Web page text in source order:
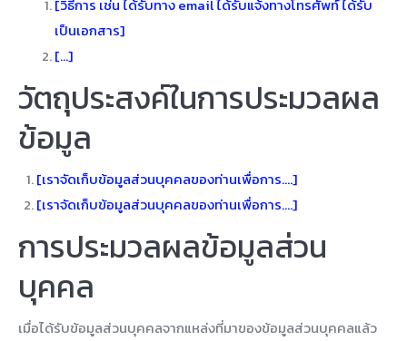
[วิธีการ เช่น ได้รับทาง email ได้รับแจ้งทางโทรศัพท์ ได้รับ
เป็นเอกสาร]
[…]
วัตถุประสงค์ในการประมวลผล
ข้อมูล
[เราจัดเก็บข้อมูลส่วนบุคคลของท่านเพื่อการ….]
[เราจัดเก็บข้อมูลส่วนบุคคลของท่านเพื่อการ….]
การประมวลผลข้อมูลส่วน
บุคคล
เมื่อได้รับข้อมูลส่วนบุคคลจากแหล่งที่มาของข้อมูลส่วนบุคคลแล้ว